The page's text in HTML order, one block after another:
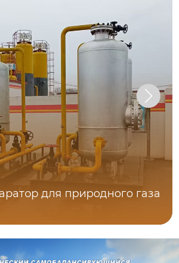
для природного газа